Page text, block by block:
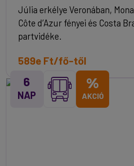
Júlia erkélye Veronában,
Côte d’Azur fényei és Costa
partvidéke.
589e Ft/fő-től
6
NAP
%
AKCIÓ